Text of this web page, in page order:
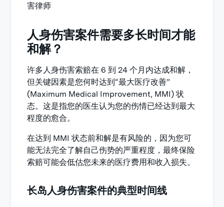
害律师
人身伤害案件需要多长时间才能
和解？
许多人身伤害索赔在 6 到 24 个月内达成和解，
但关键因素是您何时达到“最大医疗改善”
(Maximum Medical Improvement, MMI) 状
态。这是指您的医生认为您的伤情已经达到最大
程度的愈合。
在达到 MMI 状态前和解是有风险的，因为您可
能无法完全了解自己伤势的严重程度，最终保险
索赔可能会低估您未来的医疗费用和收入损失。
长岛人身伤害案件的典型时间线